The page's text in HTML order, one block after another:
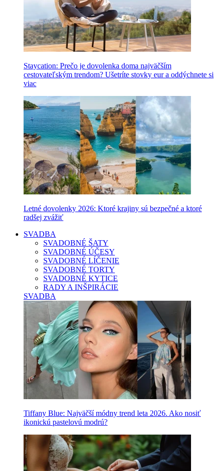
Staycation: Prečo je dovolenka doma najväčším
cestovateľským trendom? Ušetríte stovky eur a oddýchnete si
viac
Letné dovolenky 2026: Ktoré krajiny sú bezpečné a ktoré
radšej zvážiť
SVADBA
SVADOBNÉ ŠATY
SVADOBNÉ ÚČESY
SVADOBNÉ LÍČENIE
SVADOBNÉ TORTY
SVADOBNÉ KYTICE
RADY A INŠPIRÁCIE
SVADBA
Tiffany Blue: Najväčší módny trend leta 2026. Ako nosiť
ikonickú pastelovú modrú?